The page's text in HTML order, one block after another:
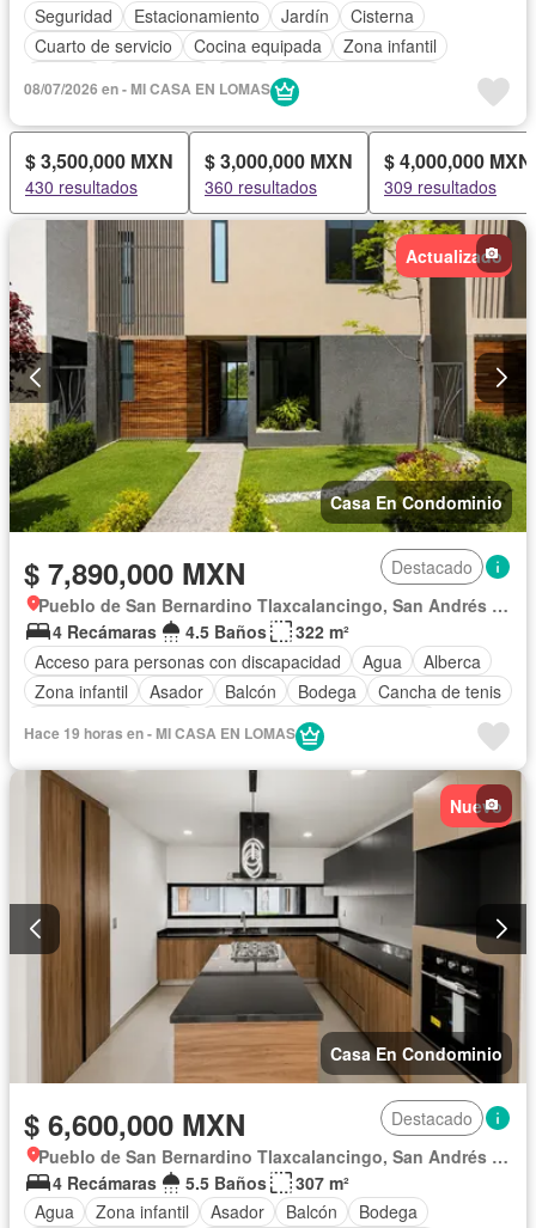
Seguridad
Estacionamiento Jardín
Cisterna
Cuarto de servicio
Cocina equipada
Zona infantil
Cuarto de Limpieza
Zonas verdes
Recámara con closet
Caseta de vigilancia
Sin amueblar
08/07/2026 en - MI CASA EN LOMAS
$ 3,500,000 MXN
430 resultados
$ 3,000,000 MXN
360 resultados
$ 4,000,000 MXN
309 resultados
Actualizado
Casa En Condominio
$ 7,890,000 MXN
Destacado
Pueblo de San Bernardino Tlaxcalancingo, San Andrés Cholula
4 Recámaras
4.5 Baños
322 m²
Acceso para personas con discapacidad
Agua
Alberca
Zona infantil
Asador Balcón Bodega
Cancha de tenis
Circuito cerrado de televisión
Cocina integral
Cuarto de Limpieza
Cuarto de servicio
Electricidad
Estacionamiento
Gas natural Gimnasio
Internet
Jardín Despacho
Recámara con closet
Sala polivalente Sauna
Televisión por cable
Terraza Vista panorámica
Zonas verdes
Sin amueblar
Hace 19 horas en - MI CASA EN LOMAS
Nuevo
Casa En Condominio
$ 6,600,000 MXN
Destacado
Pueblo de San Bernardino Tlaxcalancingo, San Andrés Cholula
4 Recámaras
5.5 Baños
307 m²
Agua
Zona infantil Asador Balcón
Bodega